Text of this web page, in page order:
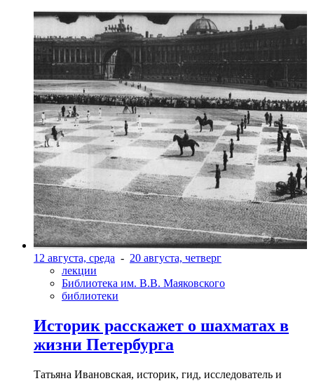
12 августа, среда - 20 августа, четверг
лекции
Библиотека им. В.В. Маяковского
библиотеки
Историк расскажет о шахматах в
жизни Петербурга
Татьяна Ивановская, историк, гид, исследователь и